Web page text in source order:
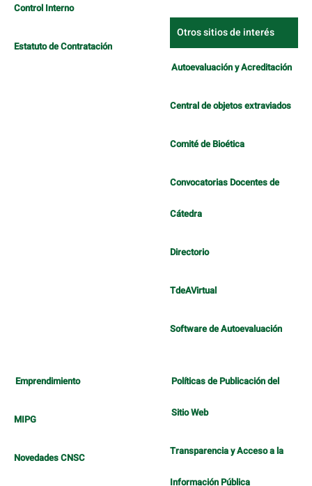
Control Interno
Estatuto de Contratación
Otros sitios de interés
Autoevaluación y Acreditación
Central de objetos extraviados
Comité de Bioética
Convocatorias Docentes de
Cátedra
Directorio
TdeAVirtual
Software de Autoevaluación
Emprendimiento
MIPG
Novedades CNSC
Políticas de Publicación del
Sitio Web
Transparencia y Acceso a la
Información Pública